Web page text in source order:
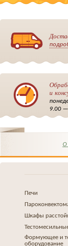
и
9.00
О
Печи
Шкафы
Формующее и
оборудование